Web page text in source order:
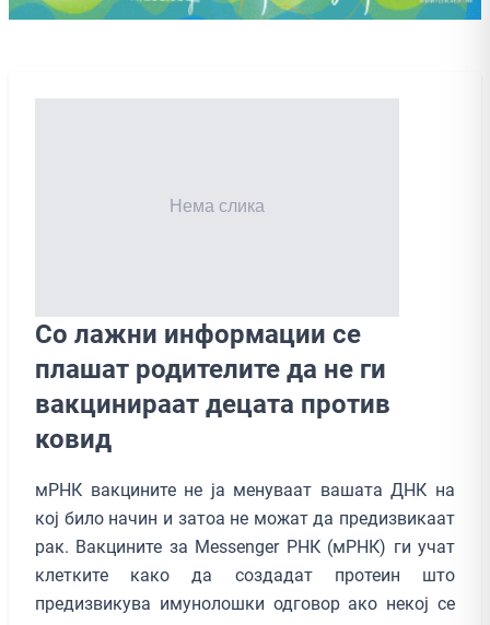
Со лажни информации се
плашат родителите да не ги
вакцинираат децата против
ковид
мРНК вакцините не ја менуваат вашата ДНК на
кој било начин и затоа не можат да предизвикаат
рак. Вакцините за Messenger РНК (мРНК) ги учат
клетките како да создадат протеин што
предизвикува имунолошки одговор ако некој се